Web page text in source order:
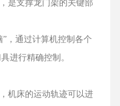
支撑龙门架的关键部
通过计算机控制各个
进行精确控制。
床的运动轨迹可以进